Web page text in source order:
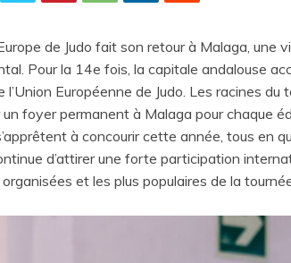
de Judo fait son retour à Malaga, une
Pour la 14e fois, la capitale andalouse
l’Union Européenne de Judo. Les racines
foyer permanent à Malaga pour chaque
à concourir cette année, tous en
d’attirer une forte participation
et les plus populaires de la